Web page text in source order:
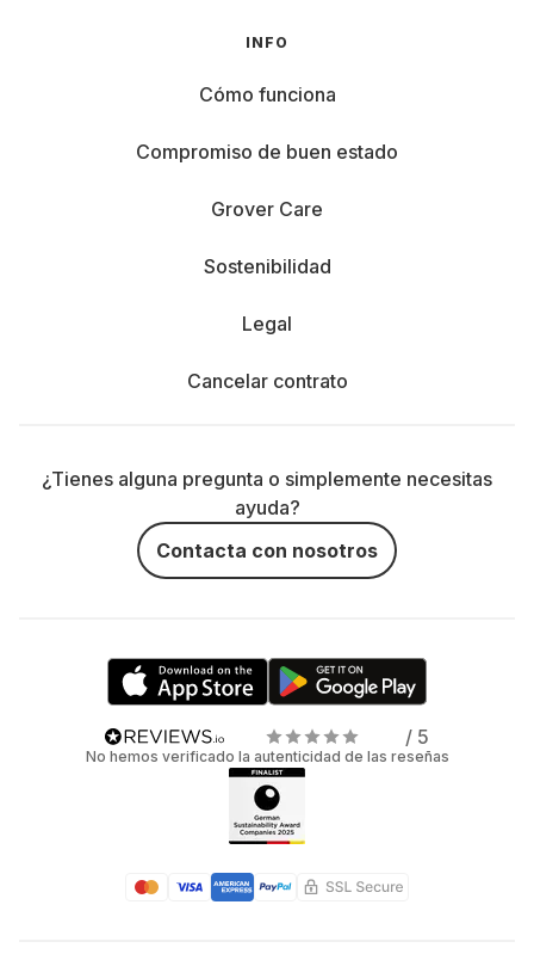
INFO
Cómo funciona
Compromiso de buen estado
Grover Care
Sostenibilidad
Legal
Cancelar contrato
¿Tienes alguna pregunta o simplemente necesitas
ayuda?
Contacta con nosotros
/ 5
No hemos verificado la autenticidad de las reseñas